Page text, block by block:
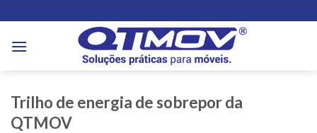
to
content
Trilho de energia de sobrepor da
QTMOV